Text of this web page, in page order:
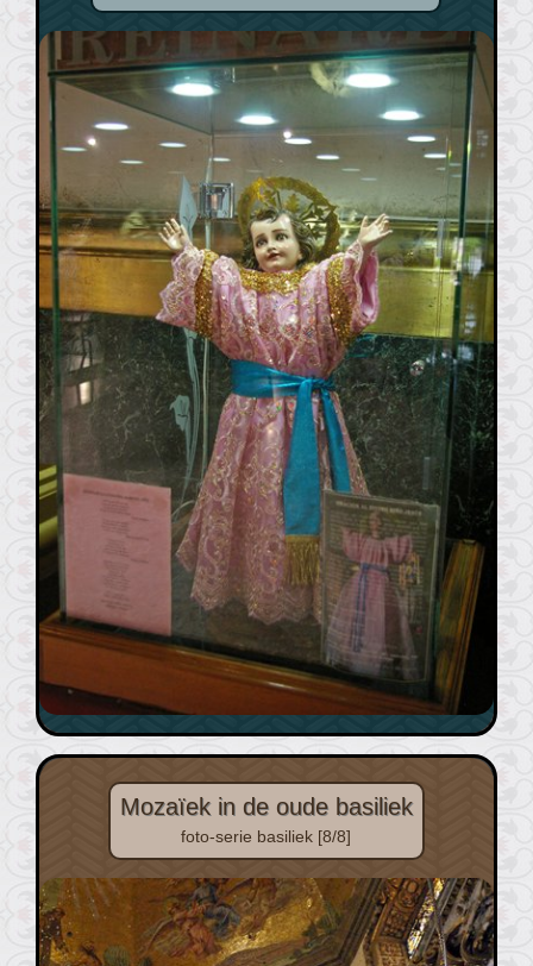
Mozaïek in de oude basiliek
foto-serie basiliek [8/8]